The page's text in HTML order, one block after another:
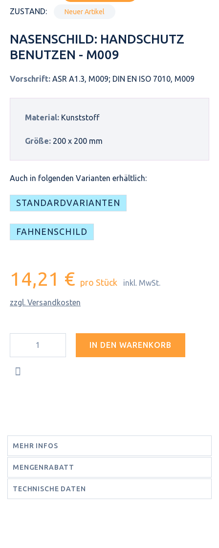
ZUSTAND: Neuer Artikel
NASENSCHILD: HANDSCHUTZ
BENUTZEN - M009
Vorschrift: ASR A1.3, M009; DIN EN ISO 7010, M009
Material: Kunststoff
Größe: 200 x 200 mm
Auch in folgenden Varianten erhältlich:
STANDARDVARIANTEN
FAHNENSCHILD
14,21 € pro Stück inkl. MwSt.
zzgl. Versandkosten
IN DEN WARENKORB
MEHR INFOS
MENGENRABATT
TECHNISCHE DATEN